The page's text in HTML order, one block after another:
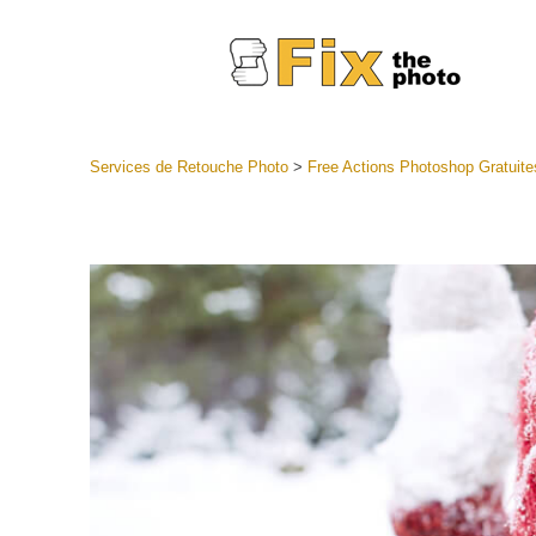
Services
Collecte
Services de Retouche Photo> Free Actions Photoshop